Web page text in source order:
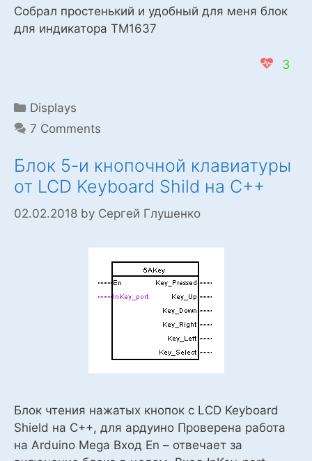
module
Собрал простенький и удобный для меня блок
для индикатора ТМ1637
3
Categories
Displays
7 Comments
Блок 5-и кнопочной клавиатуры
от LCD Keyboard Shild на С++
02.02.2018 by Сергей Глушенко
Блок чтения нажатых кнопок с LCD Keyboard
Shield на С++, для ардуино Проверена работа
на Arduino Mega Вход En – отвечает за